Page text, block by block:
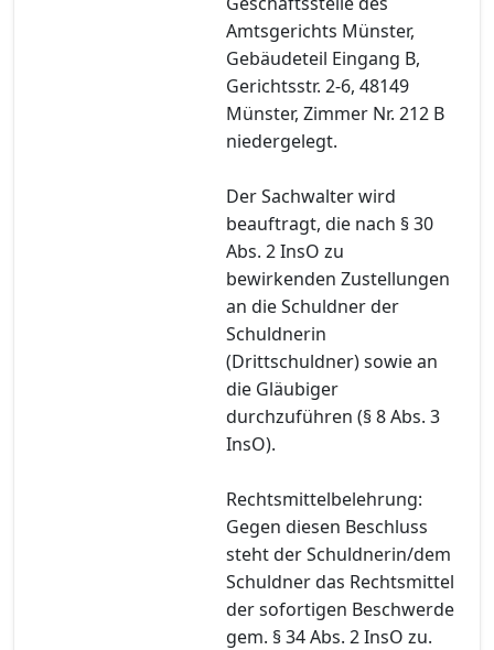
Amtsgerichts Münster,
Gebäudeteil Eingang B,
Gerichtsstr. 2-6, 48149
Münster, Zimmer Nr. 212 B
niedergelegt.
Der Sachwalter wird
beauftragt, die nach § 30
Abs. 2 InsO zu
bewirkenden Zustellungen
an die Schuldner der
Schuldnerin
(Drittschuldner) sowie an
die Gläubiger
durchzuführen (§ 8 Abs. 3
InsO).
Rechtsmittelbelehrung:
Gegen diesen Beschluss
steht der Schuldnerin/dem
Schuldner das Rechtsmittel
der sofortigen Beschwerde
gem. § 34 Abs. 2 InsO zu.